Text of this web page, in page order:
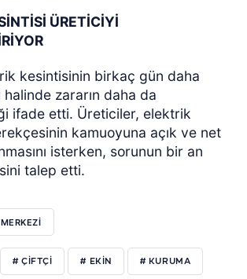
ÜRETİCİYİ
kesintisinin birkaç gün daha
zararın daha da
ifade etti. Üreticiler, elektrik
kamuoyuna açık ve net
isterken, sorunun bir an
talep etti.
# ÇİFTÇİ # EKİN # KURUMA